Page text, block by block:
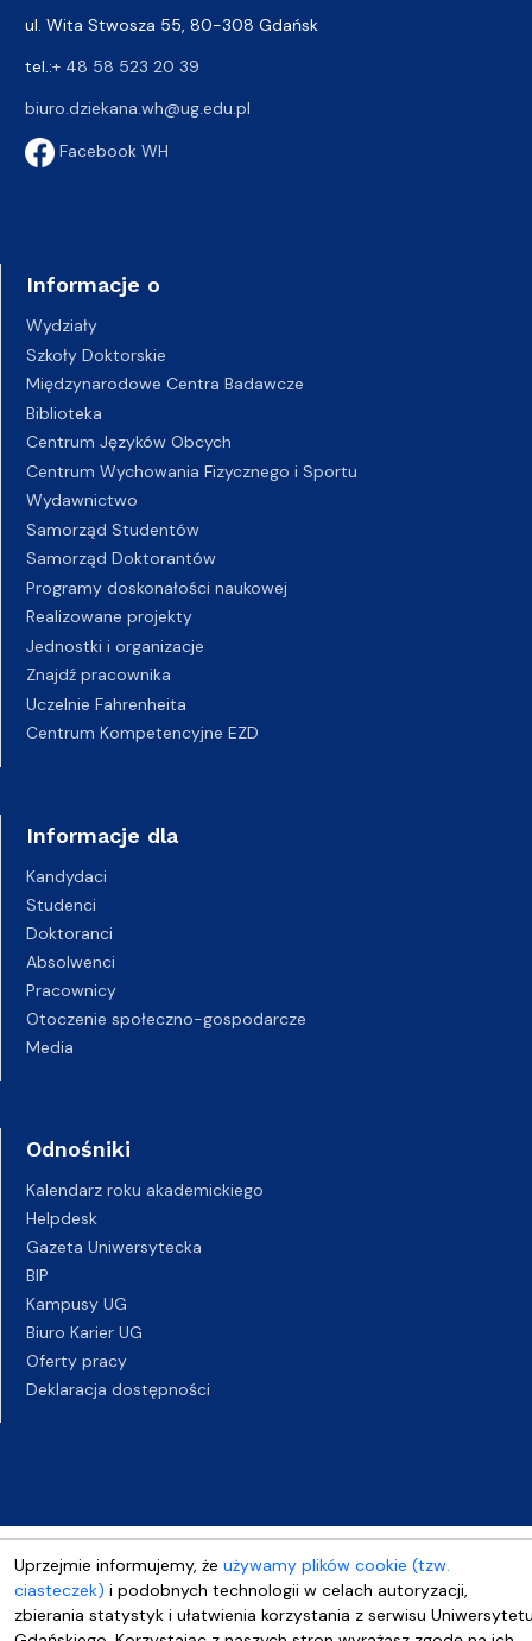
Uprzejmie informujemy, że używamy plików cookie (tzw.
ciasteczek) i podobnych technologii w celach autoryzacji,
zbierania statystyk i ułatwienia korzystania z serwisu
ul. Wita Stwosza 55, 80-308 Gdańsk
tel.:+ 48 58 523 20 39
biuro.dziekana.wh@ug.edu.pl
Facebook WH
Informacje o
Wydziały
Szkoły Doktorskie
Międzynarodowe Centra Badawcze
Biblioteka
Centrum Języków Obcych
Centrum Wychowania Fizycznego i Sportu
Wydawnictwo
Samorząd Studentów
Samorząd Doktorantów
Programy doskonałości naukowej
Realizowane projekty
Jednostki i organizacje
Znajdź pracownika
Uczelnie Fahrenheita
Centrum Kompetencyjne EZD
Informacje dla
Kandydaci
Studenci
Doktoranci
Absolwenci
Pracownicy
Otoczenie społeczno-gospodarcze
Media
Odnośniki
Kalendarz roku akademickiego
Helpdesk
Gazeta Uniwersytecka
BIP
Kampusy UG
Biuro Karier UG
Oferty pracy
Deklaracja dostępności